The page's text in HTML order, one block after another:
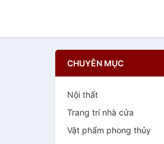
CHUYÊN MỤC
Nội thất
Trang trí nhà cửa
Vật phẩm phong thủy